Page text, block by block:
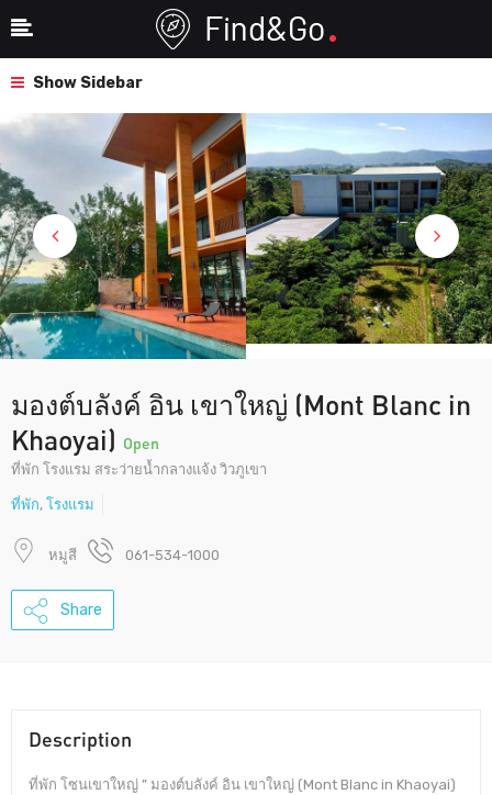
Show Sidebar
มองต์บลังค์ อิน เขาใหญ่ (Mont Blanc in
Khaoyai) Open
ที่พัก โรงแรม สระว่ายน้ำกลางแจ้ง วิวภูเขา
ที่พัก, โรงแรม
หมูสี 061-534-1000
Share
Description
ที่พัก โซนเขาใหญ่ ” มองต์บลังค์ อิน เขาใหญ่ (Mont Blanc in Khaoyai)